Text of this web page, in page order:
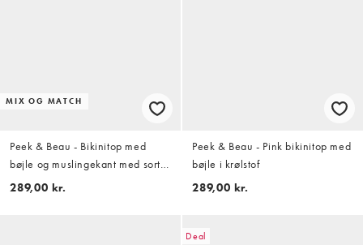
MIX OG MATCH
Peek & Beau - Bikinitop med
bøjle og muslingekant med sorte
og hvide gingham-tern
289,00 kr.
Peek & Beau - Pink bikinitop med
bøjle i krølstof
289,00 kr.
Deal